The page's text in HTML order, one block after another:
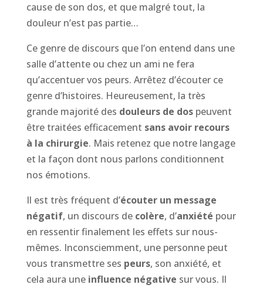
cause de son dos, et que malgré tout, la
douleur n’est pas partie…
Ce genre de discours que l’on entend dans une
salle d’attente ou chez un ami ne fera
qu’accentuer vos peurs. Arrêtez d’écouter ce
genre d’histoires. Heureusement, la très
grande majorité des douleurs de dospeuvent
être traitées efficacement sans avoir recours
à la chirurgie. Mais retenez que notre langage
et la façon dont nous parlons conditionnent
nos émotions.
Il est très fréquent d’écouter un message
négatif, un discours de colère, d’anxiété pour
en ressentir finalement les effets sur nous-
mêmes. Inconsciemment, une personne peut
vous transmettre ses peurs, son anxiété, et
cela aura uneinfluence négative sur vous. Il